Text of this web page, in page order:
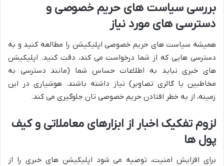
بررسی سیاست های حریم خصوصی و
دسترسی های مورد نیاز
همیشه سیاست های حریم خصوصی اپلیکیشن را مطالعه کنید و به
دسترسی هایی که از شما درخواست می کند، دقت کنید. اپلیکیشن
های خبری نباید به اطلاعات حساس شما (مانند دسترسی به
مخاطبین یا گالری تصاویر) نیاز داشته باشند. هوشیاری در این
زمینه، از به خطر افتادن حریم خصوصی تان جلوگیری می کند.
لزوم تفکیک اخبار از ابزارهای معاملاتی و کیف
پول ها
برای افزایش امنیت، توصیه می شود اپلیکیشن های خبری را از